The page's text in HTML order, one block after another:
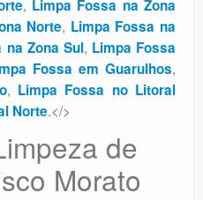
, Limpa Fossa na Zona
Norte, Limpa Fossa na
na Zona Sul, Limpa Fossa
Fossa em Guarulhos,
, Limpa Fossa no Litoral
Norte.</>
de
Morato